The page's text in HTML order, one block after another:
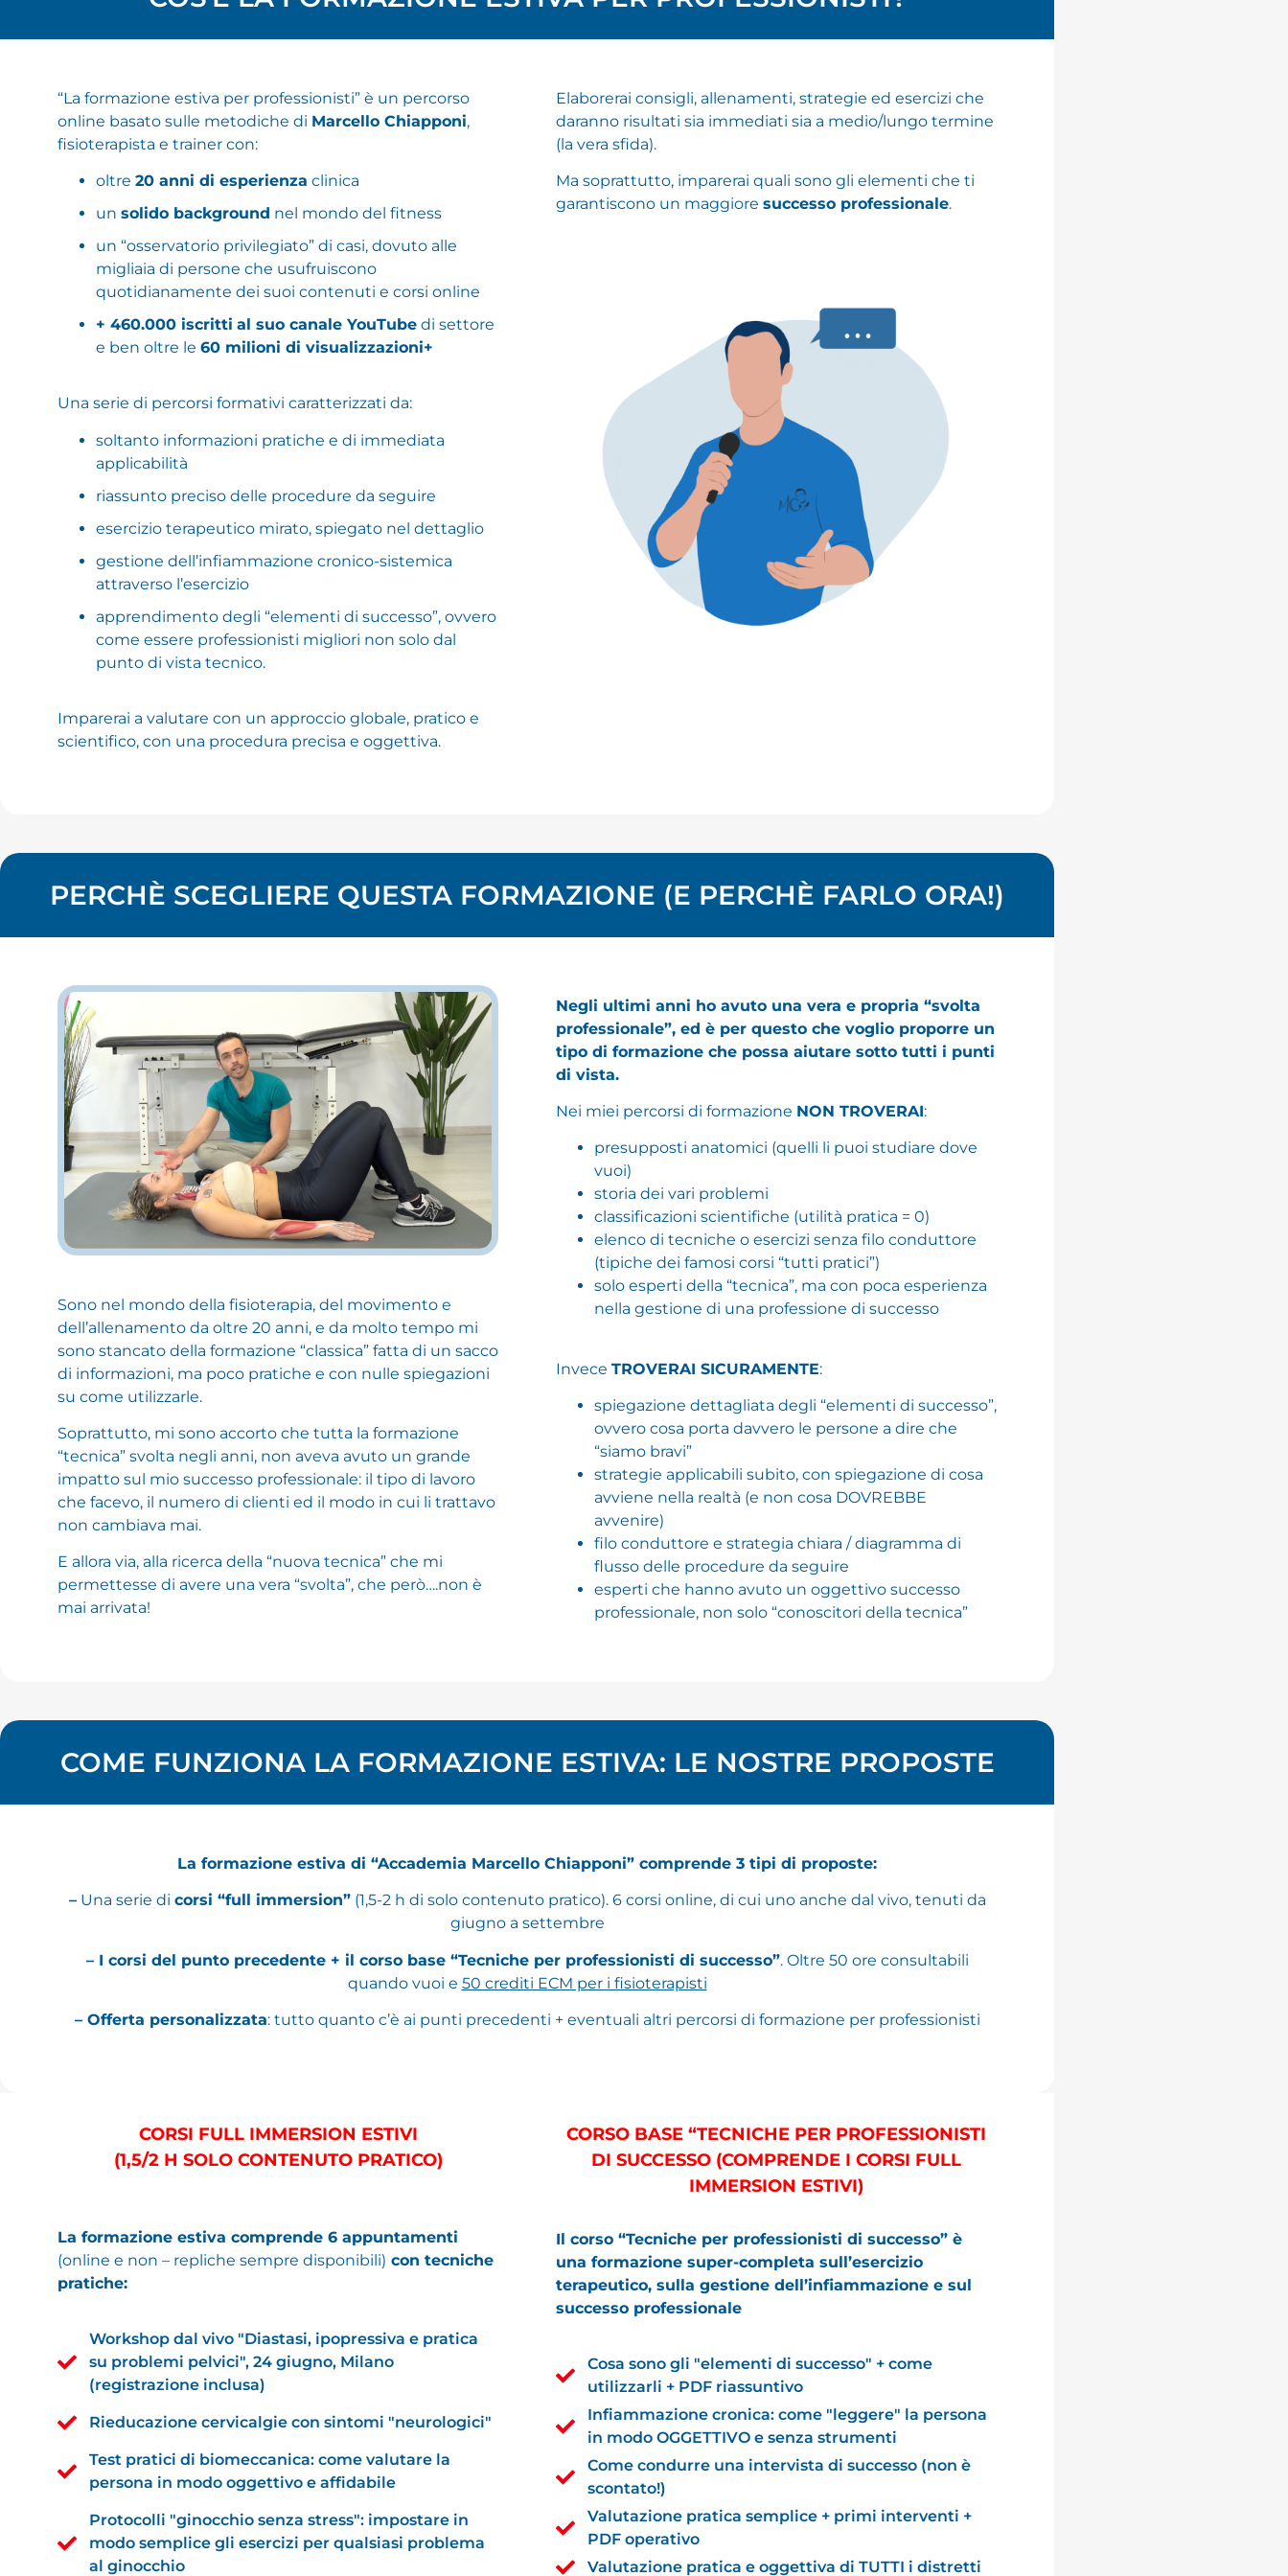
“La formazione estiva per professionisti” è un percorso
online basato sulle metodiche di Marcello Chiapponi,
fisioterapista e trainer con:
oltre 20 anni di esperienza clinica
un solido background nel mondo del fitness
un “osservatorio privilegiato” di casi, dovuto alle
migliaia di persone che usufruiscono
quotidianamente dei suoi contenuti e corsi online
+ 460.000 iscritti al suo canale YouTube di settore
e ben oltre le 60 milioni di visualizzazioni+
Una serie di percorsi formativi caratterizzati da:
soltanto informazioni pratiche e di immediata
applicabilità
riassunto preciso delle procedure da seguire
esercizio terapeutico mirato, spiegato nel dettaglio
gestione dell’infiammazione cronico-sistemica
attraverso l’esercizio
apprendimento degli “elementi di successo”, ovvero
come essere professionisti migliori non solo dal
punto di vista tecnico.
Imparerai a valutare con un approccio globale, pratico e
scientifico, con una procedura precisa e oggettiva.
Elaborerai consigli, allenamenti, strategie ed esercizi che
daranno risultati sia immediati sia a medio/lungo termine
(la vera sfida).
Ma soprattutto, imparerai quali sono gli elementi che ti
garantiscono un maggiore successo professionale.
PERCHÈ SCEGLIERE QUESTA FORMAZIONE (E PERCHÈ FARLO ORA!)
Sono nel mondo della fisioterapia, del movimento e
dell’allenamento da oltre 20 anni, e da molto tempo mi
sono stancato della formazione “classica” fatta di un sacco
di informazioni, ma poco pratiche e con nulle spiegazioni
su come utilizzarle.
Soprattutto, mi sono accorto che tutta la formazione
“tecnica” svolta negli anni, non aveva avuto un grande
impatto sul mio successo professionale: il tipo di lavoro
che facevo, il numero di clienti ed il modo in cui li trattavo
non cambiava mai.
E allora via, alla ricerca della “nuova tecnica” che mi
permettesse di avere una vera “svolta”, che però….non è
mai arrivata!
Negli ultimi anni ho avuto una vera e propria “svolta
professionale”, ed è per questo che voglio proporre un
tipo di formazione che possa aiutare sotto tutti i punti
di vista.
Nei miei percorsi di formazione NON TROVERAI:
presupposti anatomici (quelli li puoi studiare dove
vuoi)
storia dei vari problemi
classificazioni scientifiche (utilità pratica = 0)
elenco di tecniche o esercizi senza filo conduttore
(tipiche dei famosi corsi “tutti pratici”)
solo esperti della “tecnica”, ma con poca esperienza
nella gestione di una professione di successo
Invece TROVERAI SICURAMENTE:
spiegazione dettagliata degli “elementi di successo”,
ovvero cosa porta davvero le persone a dire che
“siamo bravi”
strategie applicabili subito, con spiegazione di cosa
avviene nella realtà (e non cosa DOVREBBE
avvenire)
filo conduttore e strategia chiara / diagramma di
flusso delle procedure da seguire
esperti che hanno avuto un oggettivo successo
professionale, non solo “conoscitori della tecnica”
COME FUNZIONA LA FORMAZIONE ESTIVA: LE NOSTRE PROPOSTE
La formazione estiva di “Accademia Marcello Chiapponi” comprende 3 tipi di proposte:
–Una serie di corsi “full immersion”(1,5-2 h di solo contenuto pratico). 6 corsi online, di cui uno anche dal vivo, tenuti da
giugno a settembre
– I corsi del punto precedente + il corso base “Tecniche per professionisti di successo”. Oltre 50 ore consultabili
quando vuoi e 50 crediti ECM per i fisioterapisti
– Offerta personalizzata: tutto quanto c’è ai punti precedenti + eventuali altri percorsi di formazione per professionisti
CORSI FULL IMMERSION ESTIVI
(1,5/2 H SOLO CONTENUTO PRATICO)
La formazione estiva comprende 6 appuntamenti
(online e non – repliche sempre disponibili) con tecniche
pratiche:
Workshop dal vivo "Diastasi, ipopressiva e pratica
su problemi pelvici", 24 giugno, Milano
(registrazione inclusa)
Rieducazione cervicalgie con sintomi "neurologici"
Test pratici di biomeccanica: come valutare la
persona in modo oggettivo e affidabile
Protocolli "ginocchio senza stress": impostare in
modo semplice gli esercizi per qualsiasi problema
al ginocchio
CORSO BASE “TECNICHE PER PROFESSIONISTI
DI SUCCESSO (COMPRENDE I CORSI FULL
IMMERSION ESTIVI)
Il corso “Tecniche per professionisti di successo” è
una formazione super-completa sull’esercizio
terapeutico, sulla gestione dell’infiammazione e sul
successo professionale
Cosa sono gli "elementi di successo" + come
utilizzarli + PDF riassuntivo
Infiammazione cronica: come "leggere" la persona
in modo OGGETTIVO e senza strumenti
Come condurre una intervista di successo (non è
scontato!)
Valutazione pratica semplice + primi interventi +
PDF operativo
Valutazione pratica e oggettiva di TUTTI i distretti